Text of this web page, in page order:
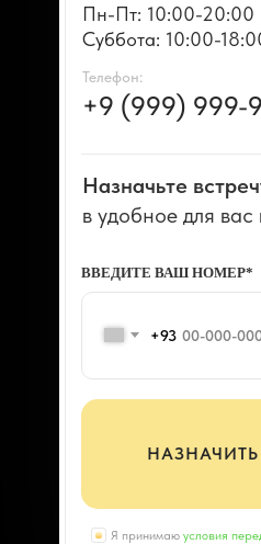
Назначьте
в удобное для вас
ВВЕДИТЕ ВАШ НОМЕР*
+93
НАЗНАЧИТЬ
Я принимаю условия
+9 (999) 999-
Пн-Пт: 10:00-20:00
Суббота: 10:00-
Телефон: